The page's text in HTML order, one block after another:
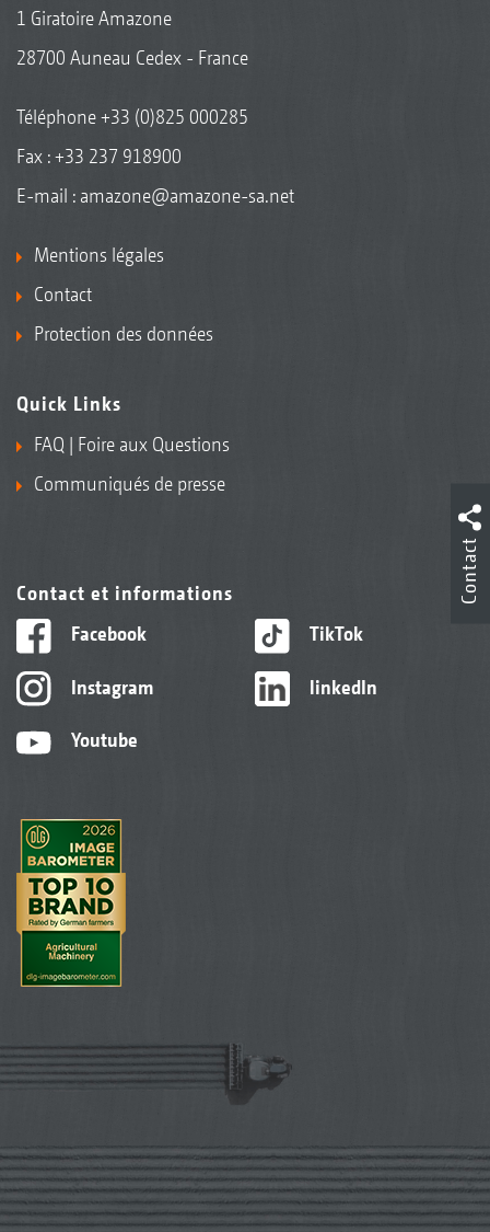
1 Giratoire Amazone
28700 Auneau Cedex - France
Téléphone+33 (0)825 000285
Fax : +33 237 918900
E-mail : amazone@amazone-sa.net
Mentions légales
Contact
Protection des données
Quick Links
FAQ | Foire aux Questions
Communiqués de presse
Contact et informations
Facebook
Instagram
Youtube
TikTok
linkedIn
Contact